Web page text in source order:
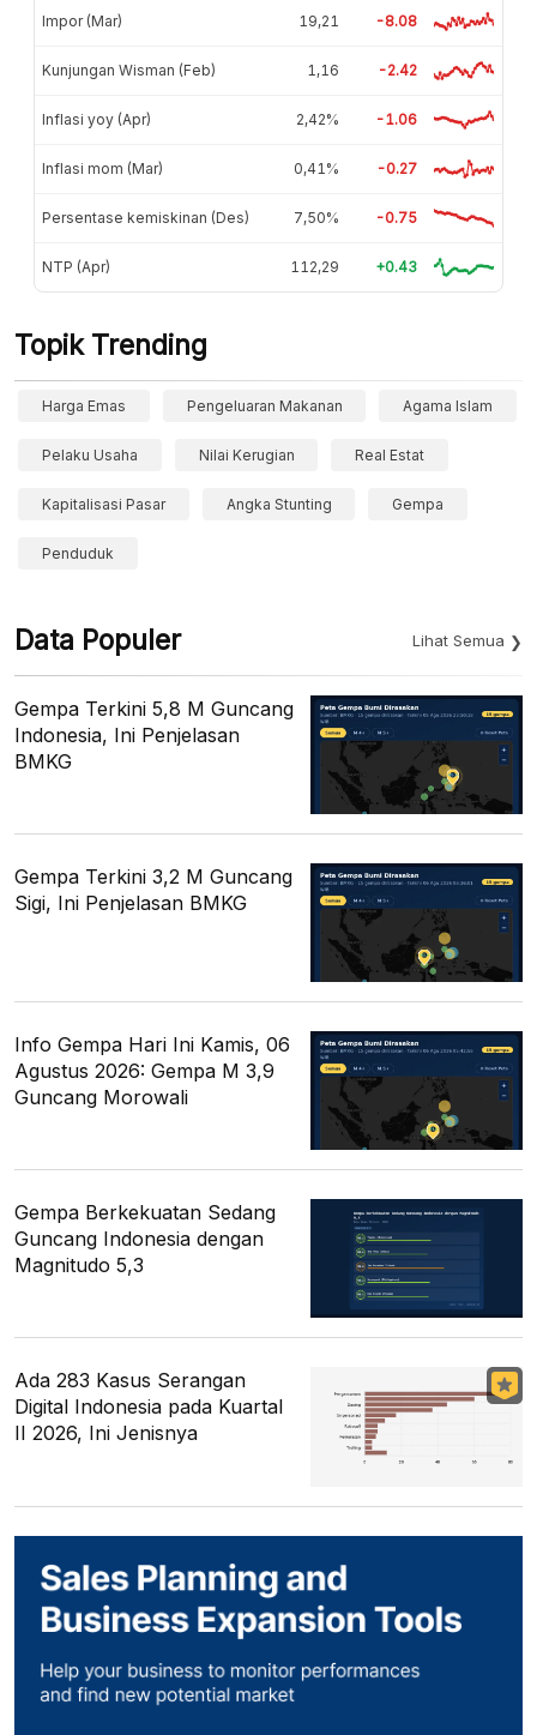
Impor (Mar) 19,21 -8.08
Kunjungan Wisman (Feb) 1,16 -2.42
Inflasi yoy (Apr) 2,42% -1.06
Inflasi mom (Mar) 0,41% -0.27
Persentase kemiskinan (Des) 7,50% -0.75
NTP (Apr) 112,29 +0.43
Topik Trending
Harga Emas Pengeluaran Makanan Agama Islam
Pelaku Usaha Nilai Kerugian Real Estat
Kapitalisasi Pasar Angka Stunting Gempa
Penduduk
Data Populer Lihat Semua
Gempa Terkini 5,8 M Guncang
Indonesia, Ini Penjelasan
BMKG
Gempa Terkini 3,2 M Guncang
Sigi, Ini Penjelasan BMKG
Info Gempa Hari Ini Kamis, 06
Agustus 2026: Gempa M 3,9
Guncang Morowali
Gempa Berkekuatan Sedang
Guncang Indonesia dengan
Magnitudo 5,3
Ada 283 Kasus Serangan
Digital Indonesia pada Kuartal
II 2026, Ini Jenisnya